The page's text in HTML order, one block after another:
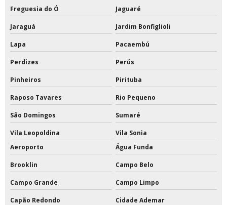
Tabela de basquete oficial acrílico
Tabela de basquete oficial com suporte
Tabela de basquete oficial de acrílico preço
Tabela de basquete oficial em vidro temperado
Tabelas de basquete móvel
Tabelas de basquete para condomínios
Tabelas de basquete profissional
Freguesia do Ó Jaguaré
Jaraguá Jardim Bonfiglioli
Lapa Pacaembú
Perdizes Perús
Pinheiros Pirituba
Raposo Tavares Rio Pequeno
São Domingos Sumaré
Vila Leopoldina
Vila Sonia
Aeroporto
Água Funda
Brooklin Campo Belo
Campo Grande Campo Limpo
Capão Redondo Cidade Ademar